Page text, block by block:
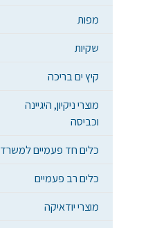
מפות
שקיות
קיץ ים בריכה
מוצרי ניקיון, היגיינה
וכביסה
כלים חד פעמיים למשרד
כלים רב פעמיים
מוצרי יודאיקה